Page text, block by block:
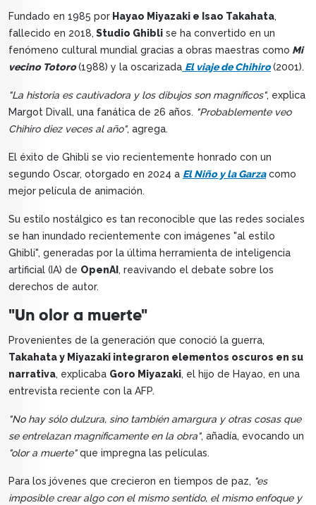
Fundado en 1985 por Hayao Miyazaki e Isao Takahata,
fallecido en 2018, Studio Ghibli se ha convertido en un
fenómeno cultural mundial gracias a obras maestras como Mi
vecino Totoro(1988) y la oscarizada El viaje de Chihiro(2001).
"La historia es cautivadora y los dibujos son magníficos", explica
Margot Divall, una fanática de 26 años. "Probablemente veo
Chihiro diez veces al año", agrega.
El éxito de Ghibli se vio recientemente honrado con un
segundo Oscar, otorgado en 2024 a El Niño y la Garzacomo
mejor película de animación.
Su estilo nostálgico es tan reconocible que las redes sociales
se han inundado recientemente con imágenes "al estilo
Ghibli", generadas por la última herramienta de inteligencia
artificial (IA) de OpenAI, reavivando el debate sobre los
derechos de autor.
"Un olor a muerte"
Provenientes de la generación que conoció la guerra,
Takahata y Miyazaki integraron elementos oscuros en su
narrativa, explicaba Goro Miyazaki, el hijo de Hayao, en una
entrevista reciente con la AFP.
"No hay sólo dulzura, sino también amargura y otras cosas que
se entrelazan magníficamente en la obra", añadía, evocando un
"olor a muerte"que impregna las películas.
Para los jóvenes que crecieron en tiempos de paz, "es
imposible crear algo con el mismo sentido, el mismo enfoque y